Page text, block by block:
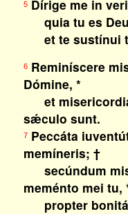
5Dírige me in
quia tu es
et te sustínui
6Reminíscere
Dómine, *
et
sǽculo sunt.
7Peccáta
memíneris; †
secúndum
meménto mei tu,
propter